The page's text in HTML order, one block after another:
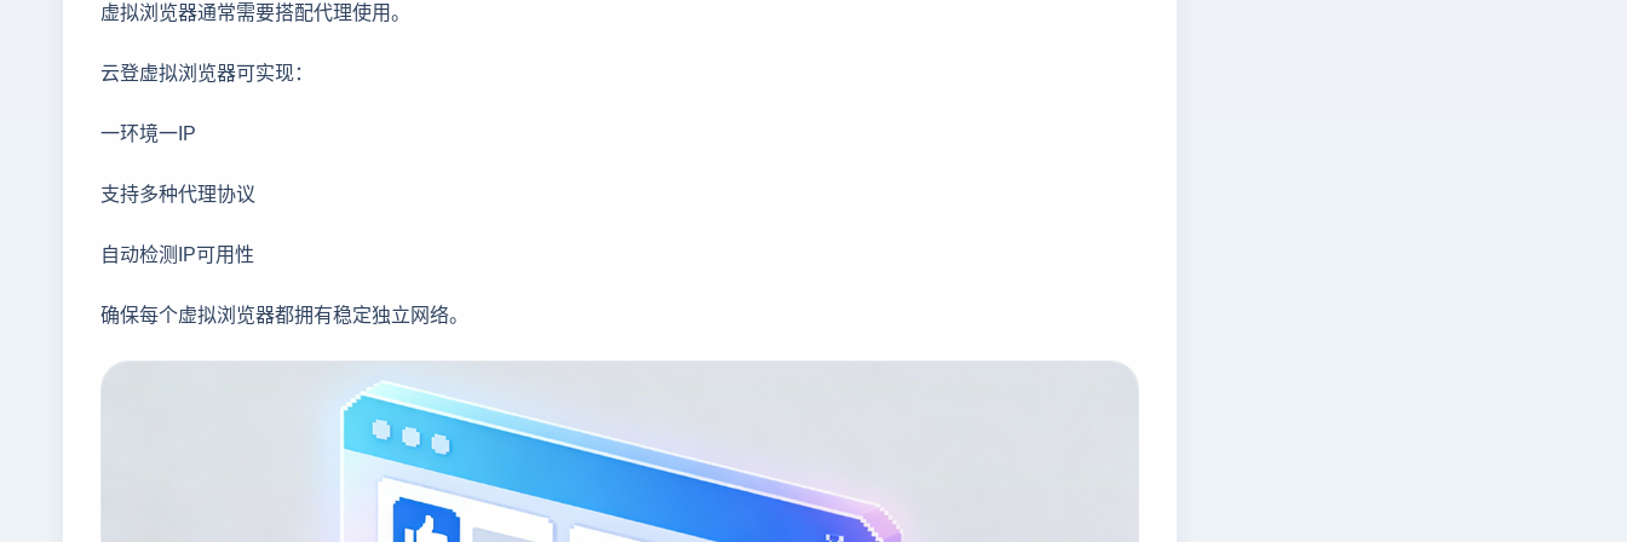
虚拟浏览器通常需要搭配代理使用。
云登虚拟浏览器可实现：
一环境一IP
支持多种代理协议
自动检测IP可用性
确保每个虚拟浏览器都拥有稳定独立网络。